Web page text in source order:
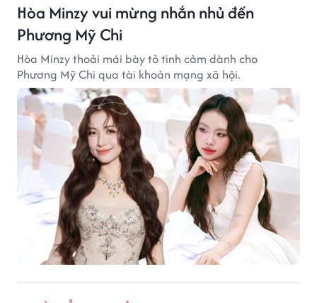
Hòa Minzy vui mừng nhắn nhủ đến
Phương Mỹ Chi
Hòa Minzy thoải mái bày tỏ tình cảm dành cho
Phương Mỹ Chi qua tài khoản mạng xã hội.